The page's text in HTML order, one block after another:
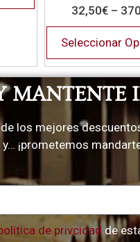
32,50€–
Seleccionar
MANTENTE
los mejores
¡prometemos
de privcidad de